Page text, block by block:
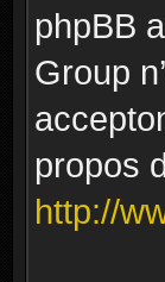
phpBB
Group
propos
http://